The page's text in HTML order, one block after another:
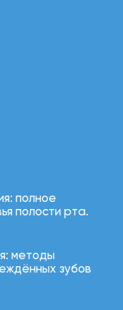
полное
полости рта.
методы
зубов